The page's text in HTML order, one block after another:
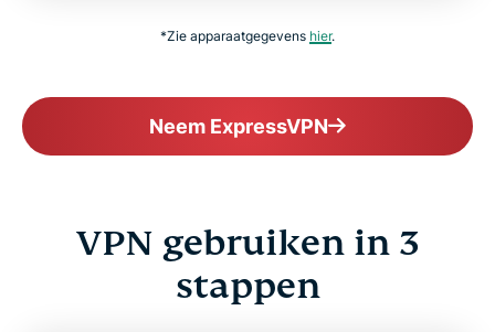
*Zie apparaatgegevens hier.
Neem ExpressVPN
VPN gebruiken in 3
stappen